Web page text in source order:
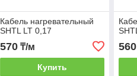
Кабель нагревательный
SHTL LT 0,17
570₸/м
Купить
560